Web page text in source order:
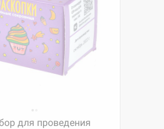
для проведения